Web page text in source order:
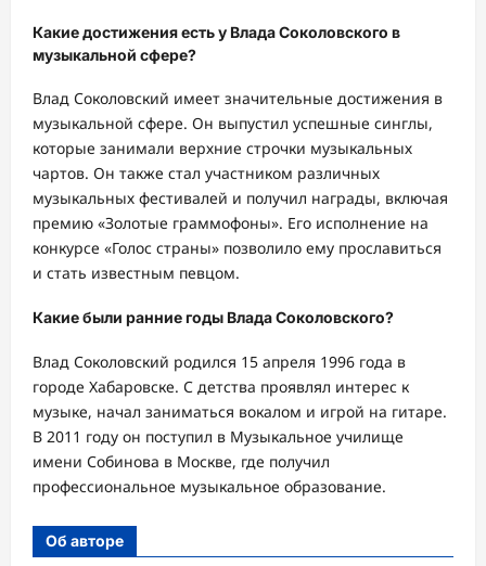
Какие достижения есть у Влада Соколовского в
музыкальной сфере?
Влад Соколовский имеет значительные достижения в
музыкальной сфере. Он выпустил успешные синглы,
которые занимали верхние строчки музыкальных
чартов. Он также стал участником различных
музыкальных фестивалей и получил награды, включая
премию «Золотые граммофоны». Его исполнение на
конкурсе «Голос страны» позволило ему прославиться
и стать известным певцом.
Какие были ранние годы Влада Соколовского?
Влад Соколовский родился 15 апреля 1996 года в
городе Хабаровске. С детства проявлял интерес к
музыке, начал заниматься вокалом и игрой на гитаре.
В 2011 году он поступил в Музыкальное училище
имени Собинова в Москве, где получил
профессиональное музыкальное образование.
Об авторе